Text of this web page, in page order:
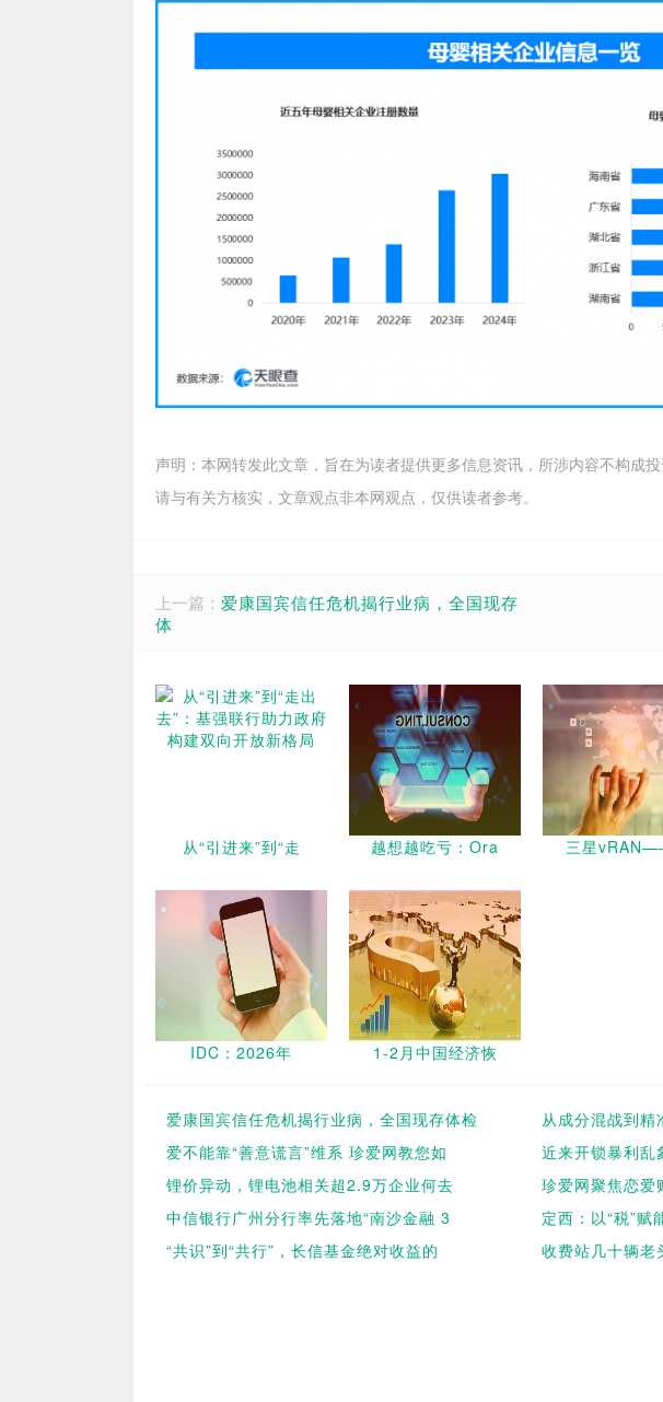
声明：本网转发此文章，旨在为读者提供更多信息资讯，所涉内容不构成
请与有关方核实，文章观点非本网观点，仅供读者参考。
上一篇： 爱康国宾信任危机揭行业病，全国现存
体
从“引进来”到“走 越想越吃亏：Ora 三星
IDC：2026年 1-2月中国经济恢
爱康国宾信任危机揭行业病，全国现存体检
从成分混战到
爱不能靠“善意谎言”维系 珍爱网教您如
近来开锁暴利乱
锂价异动，锂电池相关超2.9万企业何去
珍爱网聚焦恋爱
中信银行广州分行率先落地“南沙金融 3
定西：以“税”赋
“共识”到“共行”，长信基金绝对收益的
收费站几十辆老